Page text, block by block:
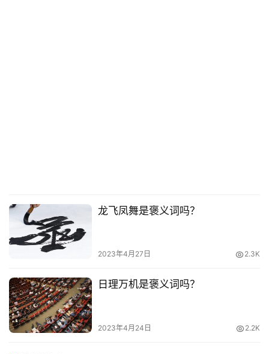
龙飞凤舞是褒义词吗？
2023年4月27日 2.3K
日理万机是褒义词吗？
2023年4月24日 2.2K